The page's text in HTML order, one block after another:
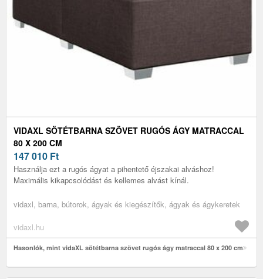
VIDAXL SÖTÉTBARNA SZÖVET RUGÓS ÁGY MATRACCAL
80 X 200 CM
147 010 Ft
Használja ezt a rugós ágyat a pihentető éjszakai alváshoz!
Maximális kikapcsolódást és kellemes alvást kínál.
vidaxl, barna, bútorok, ágyak és kiegészítők, ágyak és ágykeretek
vidaxl.hu
Hasonlók, mint vidaXL sötétbarna szövet rugós ágy matraccal 80 x 200 cm